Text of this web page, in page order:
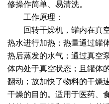
修操作简单、易清洗。
工作原理：
回转干燥机，罐内在真空
热水进行加热；热量通过罐
热后蒸发的水气；通过真空
体内处于真空状态；且罐体
翻动；故加快了物料的干燥
干燥的目的。适用于医药、